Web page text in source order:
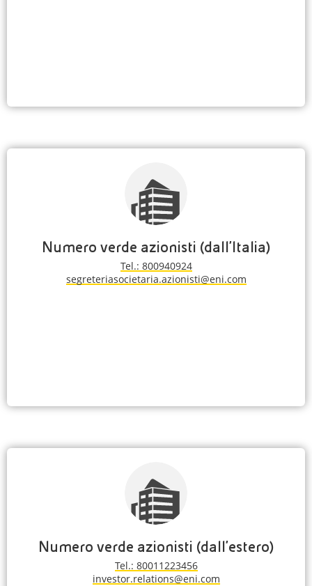
Numero verde azionisti (dall'Italia)
Tel.: 800940924
segreteriasocietaria.azionisti@eni.com
Numero verde azionisti (dall'estero)
Tel.: 80011223456
investor.relations@eni.com